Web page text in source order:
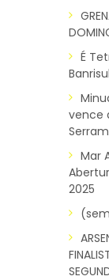
É
vence
Mar
2025